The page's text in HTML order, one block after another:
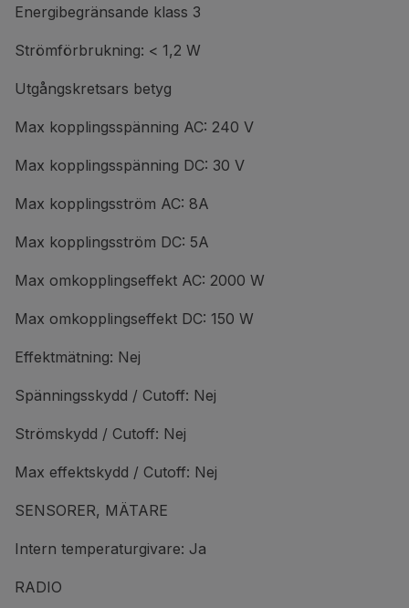
Energibegränsande klass 3
Strömförbrukning: < 1,2 W
Utgångskretsars betyg
Max kopplingsspänning AC: 240 V
Max kopplingsspänning DC: 30 V
Max kopplingsström AC: 8A
Max kopplingsström DC: 5A
Max omkopplingseffekt AC: 2000 W
Max omkopplingseffekt DC: 150 W
Effektmätning: Nej
Spänningsskydd / Cutoff: Nej
Strömskydd / Cutoff: Nej
Max effektskydd / Cutoff: Nej
SENSORER, MÄTARE
Intern temperaturgivare: Ja
RADIO